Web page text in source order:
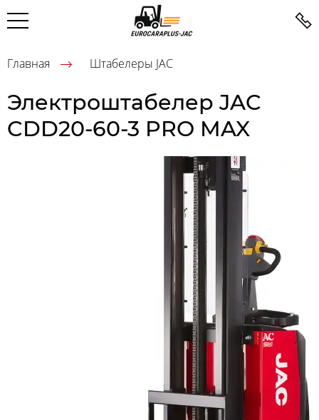
Главная Штабелеры JAC
Электроштабелер JAC
CDD20-60-3 PRO MAX